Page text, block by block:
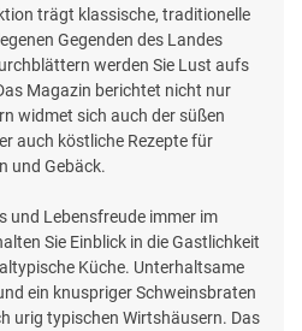
trägt klassische, traditionelle
Gegenden des Landes
werden Sie Lust aufs
Magazin berichtet nicht nur
widmet sich auch der süßen
auch köstliche Rezepte für
und Gebäck.
und Lebensfreude immer im
Sie Einblick in die Gastlichkeit
Küche. Unterhaltsame
ein knuspriger Schweinsbraten
urig typischen Wirtshäusern. Das